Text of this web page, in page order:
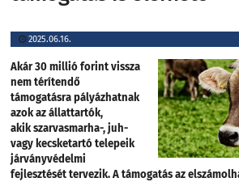
2025.06.16.
Akár 30 millió forint vissza
nem térítendő
támogatásra pályázhatnak
azok az állattartók,
akik szarvasmarha-, juh-
vagy kecsketartó telepeik
járványvédelmi
fejlesztését tervezik. A támogatás az